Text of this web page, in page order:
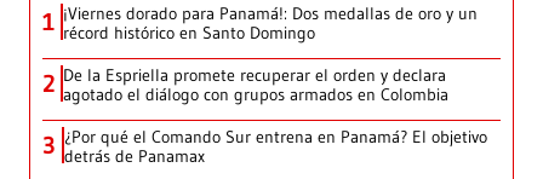
1 ¡Viernes dorado para Panamá!: Dos medallas de oro y un
récord histórico en Santo Domingo
2 De la Espriella promete recuperar el orden y declara
agotado el diálogo con grupos armados en Colombia
3 ¿Por qué el Comando Sur entrena en Panamá? El objetivo
detrás de Panamax